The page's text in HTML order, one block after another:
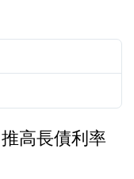
高長債利率